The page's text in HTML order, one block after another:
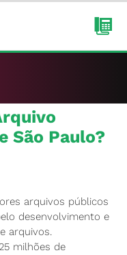
São Paulo?
arquivos públicos
desenvolvimento e
arquivos.
milhões de